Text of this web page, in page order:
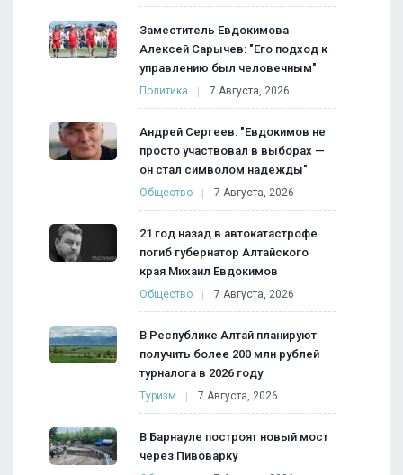
Заместитель Евдокимова
Алексей Сарычев: "Его подход к
управлению был человечным"
Политика 7 Августа, 2026
Андрей Сергеев: "Евдокимов не
просто участвовал в выборах —
он стал символом надежды"
Общество 7 Августа, 2026
21 год назад в автокатастрофе
погиб губернатор Алтайского
края Михаил Евдокимов
Общество 7 Августа, 2026
В Республике Алтай планируют
получить более 200 млн рублей
турналога в 2026 году
Туризм 7 Августа, 2026
В Барнауле построят новый мост
через Пивоварку